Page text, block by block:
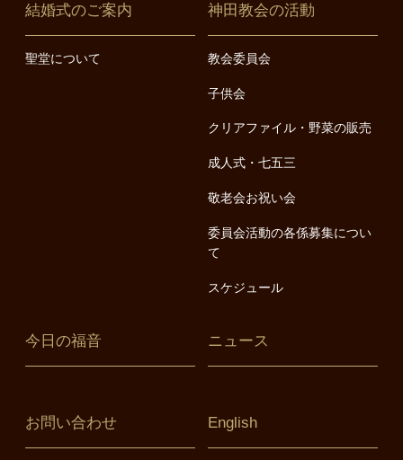
結婚式のご案内
聖堂について
神田教会の活動
教会委員会
子供会
クリアファイル・野菜の販売
成人式・七五三
敬老会お祝い会
委員会活動の各係募集につい
て
スケジュール
今日の福音 ニュース
お問い合わせ English